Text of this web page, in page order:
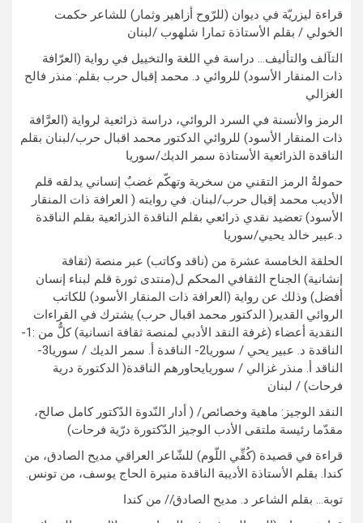
قراءة ليزريّة في ديوان (للرّوح أزاهير وثمار) للشاعر حكمت
الخولي / بقلم الأستاذة تمارا شلهوب /لبنان
التآلف والتأليف… دراسة في اللغة والتخييل في رواية (العرّافة
ذات المنقار الأسود) للروائي د. محمد إقبال حرب بقلم: منذر فالح
الغزالي
الرمز والأنسنة في السرد الروائي، دراسة ذرائعية لرواية (العرَّافة
ذات المنقار الأسود) للروائي الدكتور محمد اقبال حرب/لبنان بقلم
الناقدة الذرائعية الأستاذة سمر الديك/سوريا
حمولةُ الرمز التقني من سخرية وتهكّم غضبٌ إنساني يدلقه قلم
الأديب محمد إقبال حرب/لبنان. في روايته ( العرافة ذات المنقار
الأسود) تعضيد نقدي ذرائعي بقلم الناقدة الذرائعية بقلم الناقدة
د.عبير خالد يحيي/سوريا
الحلقة الخامسة عشرة من (ناقد وكاتب) عبر منصة (ثقافة
إنشانية) الجناح الثقافي المحكم ل(منتدى ثورة قلم لبناء إنسان
أفضل) وذلك عن رواية (العرافة ذات المنقار الأسود) للكاتب
الروائي القدير( الدكتور محمد اقبال حرب) يشترك في القراءات
النقدية أعضاء (غرفة النقد الأدبي لمنصة ثقافة انسانية) كلٌّ من :1-
الناقدة د. عبير يحي / سوريا2- الناقدة أ. سمر الديك / سوريا3-
الناقد أ. منذر غزالي / سوريايحاورهم الناقدة( الدكتورة درية
فرحات) / لبنان
النقد الوجيز: ماهية وخصائص/ ( أدار النّدوة الدّكتور كامل صالح،
مقدّما رئيسة ملتقى الأدب الوجيز الدّكتورة درّية فرحات)
قراءة في قصيدة (كُفِّي اللّوم) للشّاعر العراقي مديح الصادق، من
كندا. بقلم الأستاذة الأديبة الناقدة منيرة الحاج يوسف، من تونس.
توبة… بقلم الشاعر د. مديح الصادق// من كندا